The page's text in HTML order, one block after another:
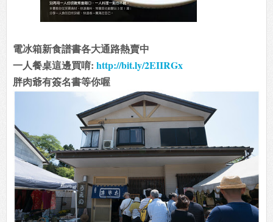
電冰箱新食譜書各大通路熱賣中
一人餐桌這邊買唷: http://bit.ly/2EIIRGx
胖肉爺有簽名書等你喔